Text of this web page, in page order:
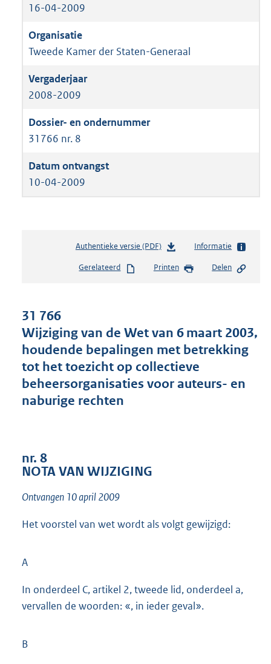
16-04-2009
Tweede Kamer der Staten-Generaal
2008-2009
31766 nr. 8
10-04-2009
Authentieke versie (PDF)b
s
s
g
o
o
Informatie
Gerelateerd Printen Delen
31 766
Wijziging van de Wet van 6 maart 2003,
houdende bepalingen met betrekking
tot het toezicht op collectieve
beheersorganisaties voor auteurs- en
naburige rechten
nr. 8
NOTA VAN WIJZIGING
Ontvangen 10 april 2009
Het voorstel van wet wordt als volgt gewijzigd:
A
In onderdeel C, artikel 2, tweede lid, onderdeel a,
vervallen de woorden: «, in ieder geval».
B